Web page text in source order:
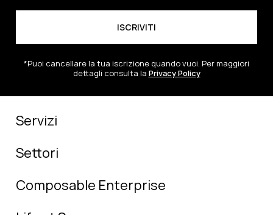
*Puoi cancellare la tua iscrizione quando vuoi. Per maggiori
dettagli consulta la Privacy Policy
Servizi
Settori
Composable Enterprise